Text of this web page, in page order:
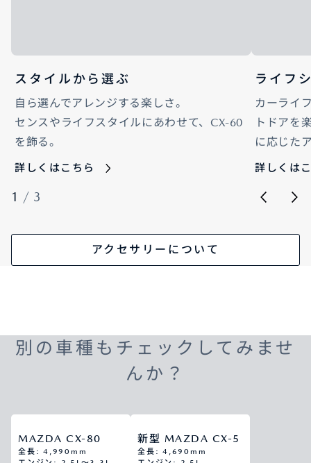
スタイルから選ぶ
自ら選んでアレンジする楽しさ。
センスやライフスタイルにあわせて、CX-60
を飾る。
詳しくはこちら
ライフ
カーライ
トドアを
に応じた
詳しくは
1 / 3
アクセサリーについて
別の車種もチェックしてみませ
んか？
MAZDA CX-80
全長: 4,990mm
新型 MAZDA CX-5
全長: 4,690mm